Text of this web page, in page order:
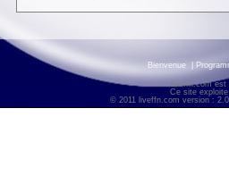
Bienvenue
liveffn.com est
Ce site
© 2011 liveffn.com version :